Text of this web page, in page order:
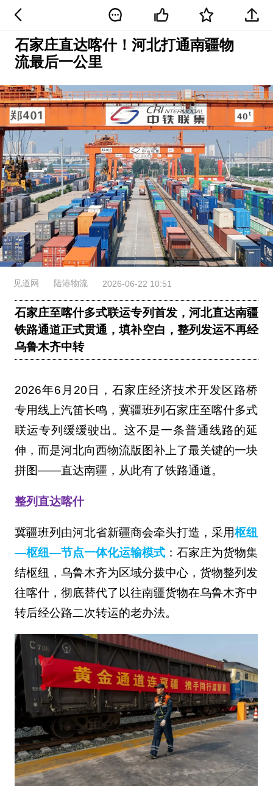
石家庄直达喀什！河北打通南疆物
流最后一公里
见道网 陆港物流 2026-06-22 10:51
石家庄至喀什多式联运专列首发，河北直达南疆
铁路通道正式贯通，填补空白，整列发运不再经
乌鲁木齐中转
2026年6月20日，石家庄经济技术开发区路桥
专用线上汽笛长鸣，冀疆班列石家庄至喀什多式
联运专列缓缓驶出。这不是一条普通线路的延
伸，而是河北向西物流版图补上了最关键的一块
拼图——直达南疆，从此有了铁路通道。
整列直达喀什
冀疆班列由河北省新疆商会牵头打造，采用枢纽
—枢纽—节点一体化运输模式：石家庄为货物集
结枢纽，乌鲁木齐为区域分拨中心，货物整列发
往喀什，彻底替代了以往南疆货物在乌鲁木齐中
转后经公路二次转运的老办法。